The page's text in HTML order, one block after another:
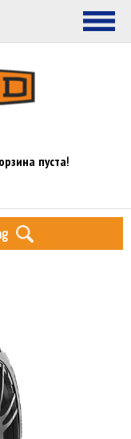
пуста!